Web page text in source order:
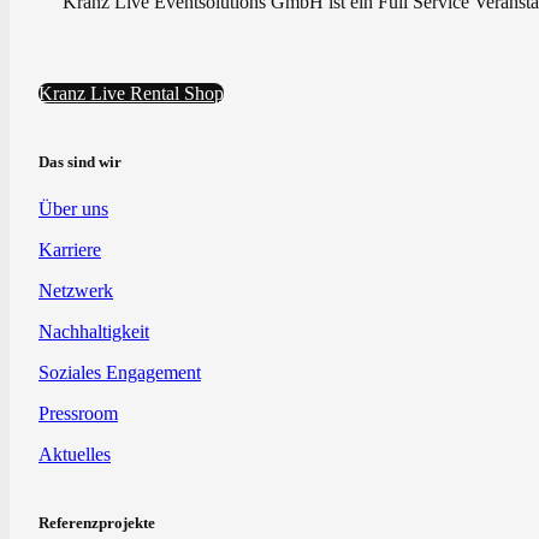
Kranz Live Rental Shop
Das sind wir
Über uns
Karriere
Netzwerk
Nachhaltigkeit
Soziales Engagement
Pressroom
Aktuelles
Referenzprojekte